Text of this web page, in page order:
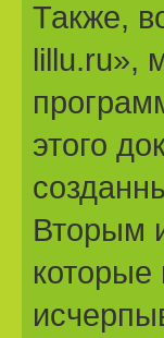
Также,
lillu.ru»,
этого
Вторым